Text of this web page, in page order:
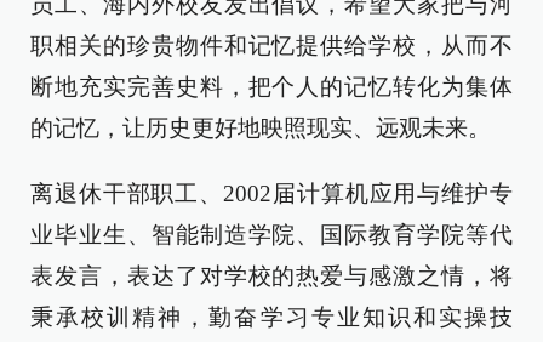
职相关的珍贵物件和记忆提供给学校，从而不
断地充实完善史料，把个人的记忆转化为集体
的记忆，让历史更好地映照现实、远观未来。
离退休干部职工、2002届计算机应用与维护专
业毕业生、智能制造学院、国际教育学院等代
表发言，表达了对学校的热爱与感激之情，将
秉承校训精神，勤奋学习专业知识和实操技